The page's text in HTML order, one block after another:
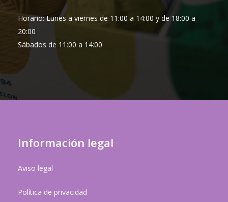
Horario: Lunes a viernes de 11:00 a 14:00 y de 18:00 a
20:00
Sábados de 11:00 a 14:00
Información legal
Aviso legal
Política de privacidad